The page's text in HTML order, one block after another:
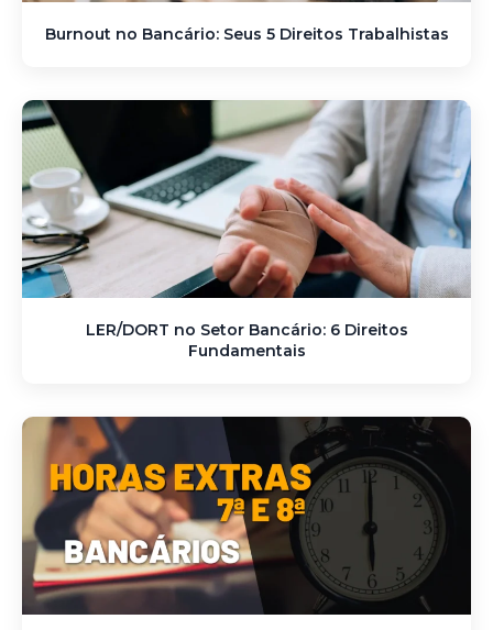
Burnout no Bancário: Seus 5 Direitos Trabalhistas
LER/DORT no Setor Bancário: 6 Direitos
Fundamentais